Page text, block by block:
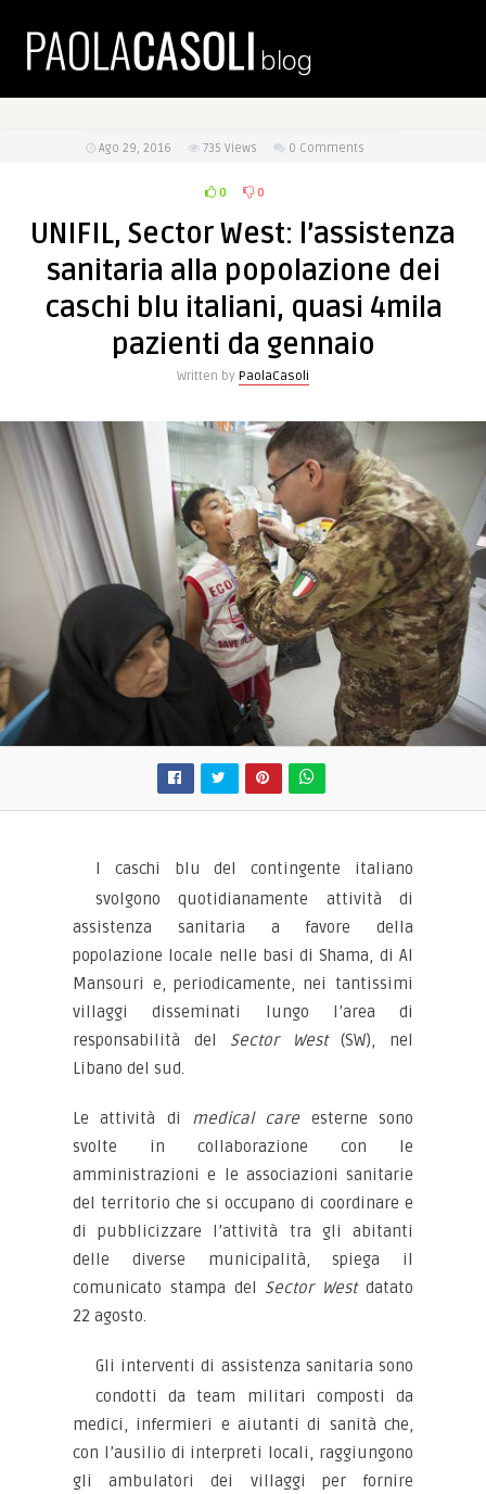
Ago 29, 2016 735 Views 0 Comments
0 0
UNIFIL, Sector West: l’assistenza
sanitaria alla popolazione dei
caschi blu italiani, quasi 4mila
pazienti da gennaio
Written by PaolaCasoli
I caschi blu del contingente italiano
svolgono quotidianamente attività di
assistenza sanitaria a favore della
popolazione locale nelle basi di Shama, di Al
Mansouri e, periodicamente, nei tantissimi
villaggi disseminati lungo l’area di
responsabilità del Sector West(SW), nel
Libano del sud.
Le attività di medical care esterne sono
svolte in collaborazione con le
amministrazioni e le associazioni sanitarie
del territorio che si occupano di coordinare e
di pubblicizzare l’attività tra gli abitanti
delle diverse municipalità, spiega il
comunicato stampa del Sector Westdatato
22 agosto.
Gli interventi di assistenza sanitaria sono
condotti da team militari composti da
medici, infermieri e aiutanti di sanità che,
con l’ausilio di interpreti locali, raggiungono
gli ambulatori dei villaggi per fornire